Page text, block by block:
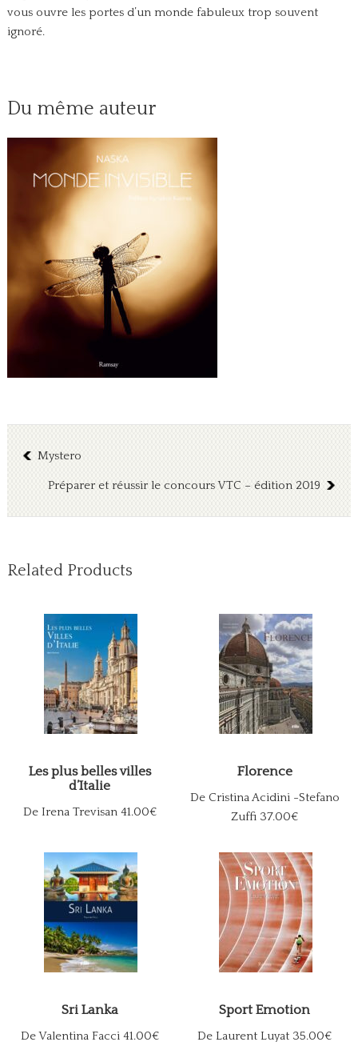
vous ouvre les portes d’un monde fabuleux trop souvent
ignoré.
Du même auteur
Mystero
Préparer et réussir le concours VTC – édition 2019
Related Products
Les plus belles villes
d’Italie
De Irena Trevisan 41.00€
Florence
De Cristina Acidini -Stefano
Zuffi 37.00€
Sri Lanka
De Valentina Facci 41.00€
Sport Emotion
De Laurent Luyat 35.00€